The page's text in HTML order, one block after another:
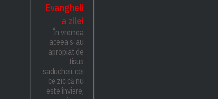
Evangheli
a zilei
În vremea
aceea s-au
apropiat de
Iisus
saducheii, cei
ce zic că nu
este înviere,